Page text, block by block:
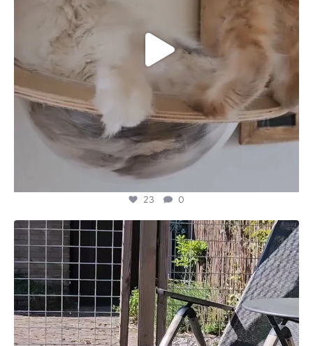
23 0
majesticmainecooncattery
Jun 28